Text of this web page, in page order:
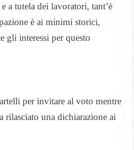
a tutela dei lavoratori, tant’è
è ai minimi storici,
gli interessi per questo
per invitare al voto mentre
una dichiarazione ai